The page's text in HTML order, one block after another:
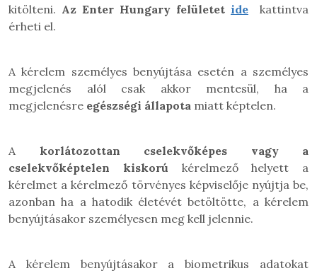
kitölteni. Az Enter Hungary felületet ide
kattintva
érheti el.
A kérelem személyes benyújtása esetén a személyes
megjelenés alól csak akkor mentesül, ha a
megjelenésre egészségi állapota miatt képtelen.
A korlátozottan cselekvőképes vagy a
cselekvőképtelen kiskorú kérelmező helyett a
kérelmet a kérelmező törvényes képviselője nyújtja be,
azonban ha a hatodik életévét betöltötte, a kérelem
benyújtásakor személyesen meg kell jelennie.
A kérelem benyújtásakor a biometrikus adatokat